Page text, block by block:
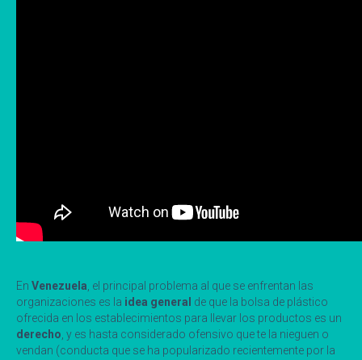
En Venezuela , el principal problema al que se enfrentan las
organizaciones es la idea general de que la bolsa de plástico
ofrecida en los establecimientos para llevar los productos es un
derecho , y es hasta considerado ofensivo que te la nieguen o
vendan (conducta que se ha popularizado recientemente por la